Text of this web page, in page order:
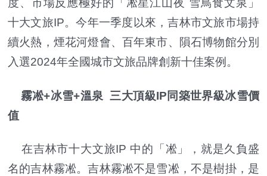
度、市場反應極好的「凇星江山夜 雪鳥食文泉」
十大文旅IP。今年一季度以來，吉林市文旅市場持
續火熱，煙花河燈會、百年東市、隕石博物館分別
入選2024年全國城市文旅品牌創新十佳案例。
霧凇+冰雪+溫泉 三大頂級IP同築世界級冰雪價
值
在吉林市十大文旅IP 中的「凇」，就是久負盛
名的吉林霧凇。吉林霧凇不是雪凇，不是樹掛，是